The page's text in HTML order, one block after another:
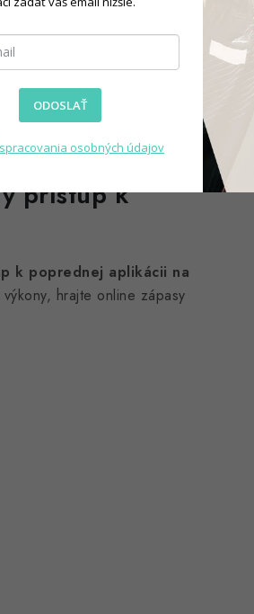
vypadávanie letiek a
zaručujú vysokú odolnosť a
prístup k
k poprednej aplikácii na
hrajte online zápasy
ODOSLAŤ
osobných údajov